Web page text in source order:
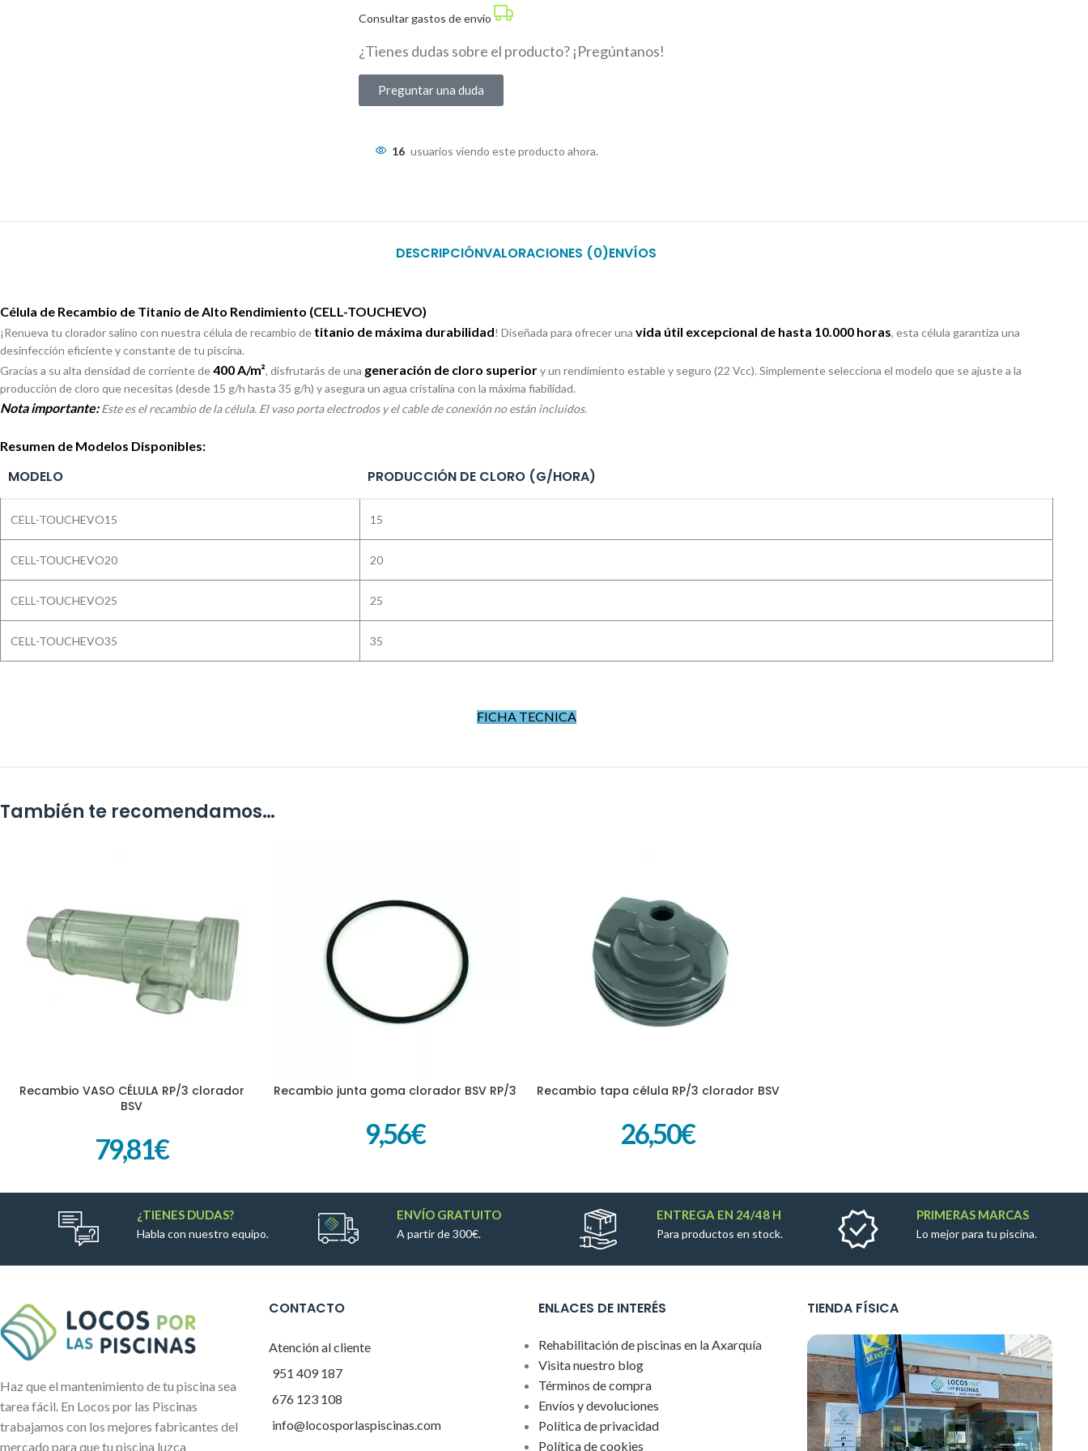
Consultar gastos de envío
¿Tienes dudas sobre el producto? ¡Pregúntanos!
Preguntar una duda
16 usuarios viendo este producto ahora.
DESCRIPCIÓNVALORACIONES (0)ENVÍOS
Célula de Recambio de Titanio de Alto Rendimiento (CELL-TOUCHEVO)
¡Renueva tu clorador salino con nuestra célula de recambio de titanio de máxima durabilidad! Diseñada para ofrecer una vida útil excepcional de hasta 10.000 horas, esta célula garantiza una
desinfección eficiente y constante de tu piscina.
Gracias a su alta densidad de corriente de400 A/m², disfrutarás de una generación de cloro superiory un rendimiento estable y seguro (22 Vcc). Simplemente selecciona el modelo que se ajuste a la
producción de cloro que necesitas (desde 15 g/h hasta 35 g/h) y asegura un agua cristalina con la máxima fiabilidad.
Nota importante: Este es el recambio de la célula. El vaso porta electrodos y el cable de conexión no están incluidos.
Resumen de Modelos Disponibles:
MODELO PRODUCCIÓN DE CLORO (G/HORA)
CELL-TOUCHEVO15 15
CELL-TOUCHEVO20 20
CELL-TOUCHEVO25 25
CELL-TOUCHEVO35 35
FICHA TECNICA
También te recomendamos…
AÑADIR AL CARRITO
Recambio VASO CÉLULA RP/3 clorador
BSV
79,81€
AÑADIR AL CARRITO
Recambio junta goma clorador BSV RP/3
9,56€
AÑADIR AL CARRITO
Recambio tapa célula RP/3 clorador BSV
26,50€
¿TIENES DUDAS?
Habla con nuestro equipo.
ENVÍO GRATUITO
A partir de 300€.
ENTREGA EN 24/48 H
Para productos en stock.
PRIMERAS MARCAS
Lo mejor para tu piscina.
Haz que el mantenimiento de tu piscina sea
tarea fácil. En Locos por las Piscinas
trabajamos con los mejores fabricantes del
mercado para que tu piscina luzca
CONTACTO
Atención al cliente
951 409 187
676 123 108
info@locosporlaspiscinas.com
ENLACES DE INTERÉS
Rehabilitación de piscinas en la Axarquía
Visita nuestro blog
Términos de compra
Envíos y devoluciones
Política de privacidad
Política de cookies
TIENDA FÍSICA